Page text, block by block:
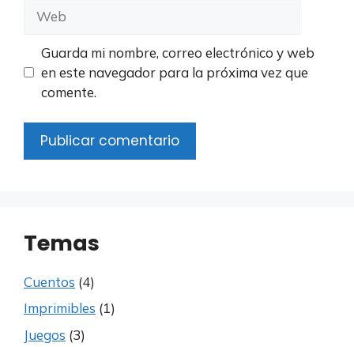
Guarda mi nombre, correo electrónico y web
en este navegador para la próxima vez que
comente.
Temas
Cuentos (4)
Imprimibles (1)
Juegos (3)